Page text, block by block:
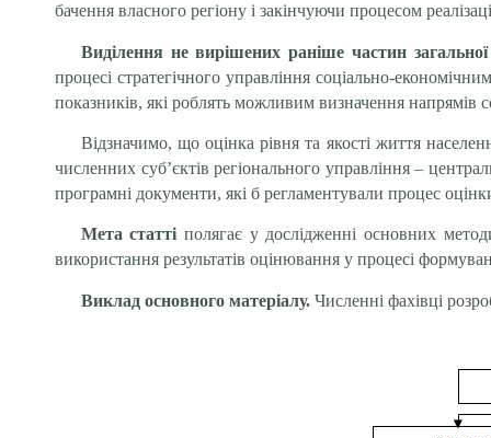
бачення власного регіону і закінчуючи процесом
Виділення не вирішених раніше частин
процесі стратегічного управління соціально-
показників, які роблять можливим визначення напрямів
Відзначимо, що оцінка рівня та якості життя
численних суб’єктів регіонального управління –
програмні документи, які б регламентували процес
Мета статтіполягає у дослідженні основних
використання результатів оцінювання у процесі
Виклад основного матеріалу. Численні фахівці